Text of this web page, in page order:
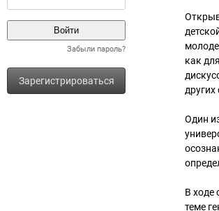
Забыли пароль?
Зарегистрироваться
как
других
Один
В ходе
теме